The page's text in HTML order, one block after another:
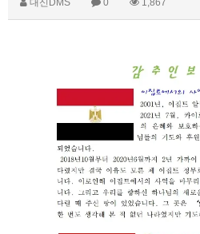
대신DMS 0 1,867